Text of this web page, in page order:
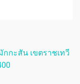
กกะสัน เขตราชเทวี